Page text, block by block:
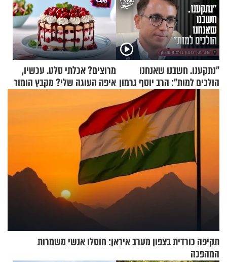
"נתקענו. חשבנו שאנחנו
הולכים למות": הרב יוסף גרמון
בריאיון מרתק
מרוצים? אכלתי סלט. עכשיו,
איפה העוגה שלי? מקבץ הומור
תקיפה כורדית בצפון מערב איראן: חוסלו אנשי משמרות
המהפכה